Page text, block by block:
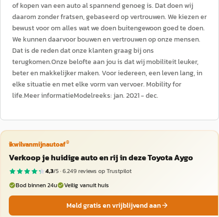
of kopen van een auto al spannend genoeg is. Dat doen wij
daarom zonder fratsen, gebaseerd op vertrouwen. We kiezen er
bewust voor om alles wat we doen buitengewoon goed te doen.
We kunnen daarvoor bouwen en vertrouwen op onze mensen.
Dat is de reden dat onze klanten graag bij ons
terugkomen.Onze belofte aan jou is dat wij mobiliteit leuker,
beter en makkelijker maken. Voor iedereen, een leven lang, in
elke situatie en met elke vorm van vervoer. Mobility for
life.Meer informatieModelreeks: jan. 2021 - dec.
ikwilvanmijnautoaf®
Verkoop je huidige auto en rij in deze Toyota Aygo
4,3/5 ·6.249reviews op Trustpilot
Bod binnen 24u
Veilig vanuit huis
Meld gratis en vrijblijvend aan